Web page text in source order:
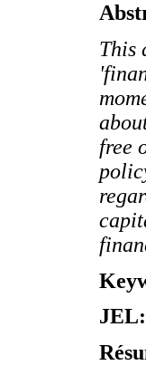
This
free
JEL: